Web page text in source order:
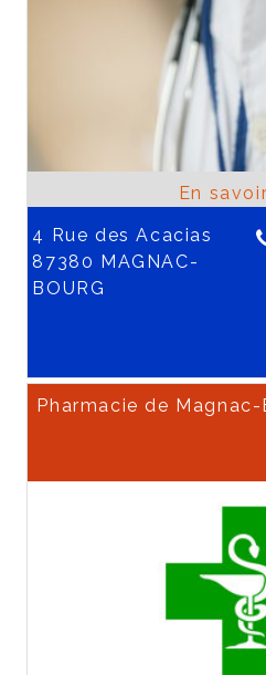
4 Rue des Acacias
87380 MAGNAC-
BOURG
Pharmacie de Magnac-